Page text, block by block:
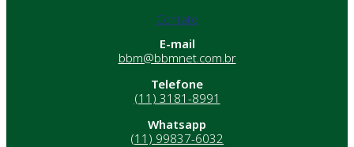
Contato
E-mail
bbm@bbmnet.com.br
Telefone
(11) 3181-8991
Whatsapp
(11) 99837-6032